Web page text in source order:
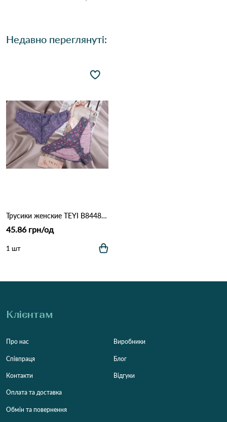
Недавно переглянуті:
Трусики женские TEYI B8448 светло фиолетовий
45.86 грн/од
1 шт
Клієнтам
Про нас
Співпраця
Контакти
Оплата та доставка
Обмін та повернення
Виробники
Блог
Відгуки